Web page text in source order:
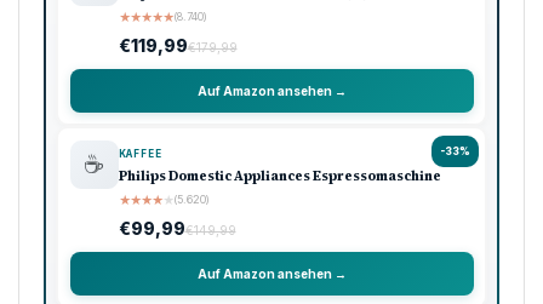
★★★★★(8.740)
€119,99€179,99
Auf Amazon ansehen →
-33%
☕ KAFFEE
Philips Domestic Appliances Espressomaschine
★★★★★(5.620)
€99,99€149,99
Auf Amazon ansehen →